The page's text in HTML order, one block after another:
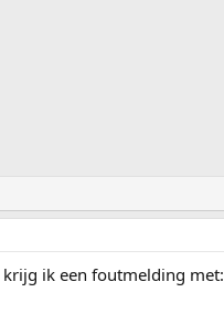
ik een foutmelding met: